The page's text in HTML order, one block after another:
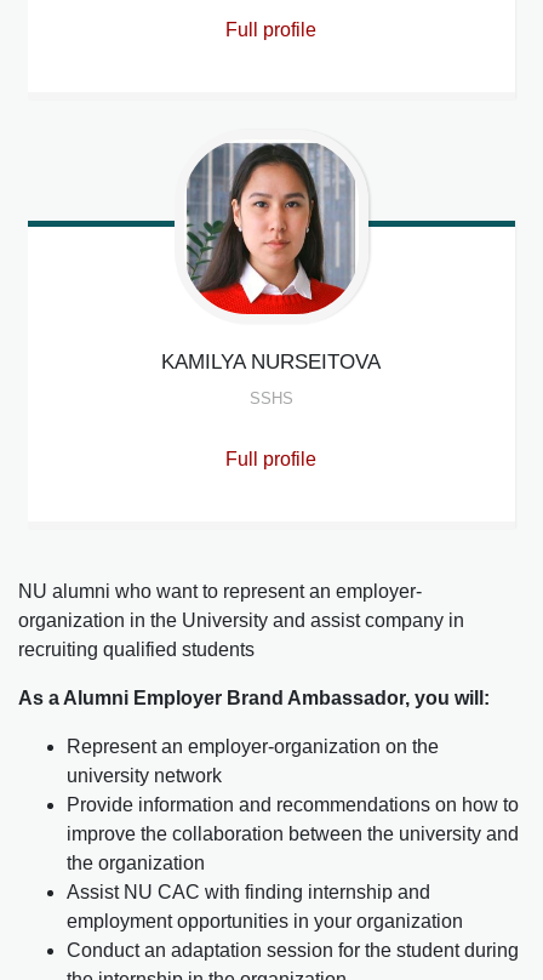
Full profile
KAMILYA NURSEITOVA
SSHS
Full profile
NU alumni who want to represent an employer-
organization in the University and assist company in
recruiting qualified students
As a Alumni Employer Brand Ambassador, you will:
Represent an employer-organization on the
university network
Provide information and recommendations on how to
improve the collaboration between the university and
the organization
Assist NU CAC with finding internship and
employment opportunities in your organization
Сonduct an adaptation session for the student during